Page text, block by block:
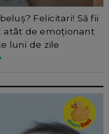
Felicitari! Să fii
atât de emoționant
luni de zile